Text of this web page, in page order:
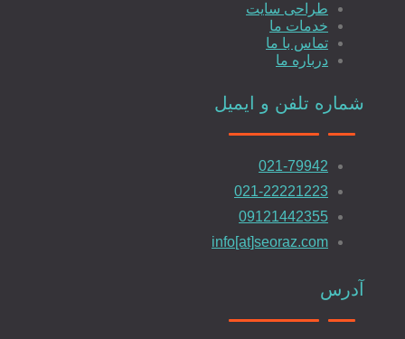
طراحی سایت
خدمات ما
تماس با ما
درباره ما
شماره تلفن و ایمیل
021-79942
021-22221223
09121442355
info[at]seoraz.com
آدرس